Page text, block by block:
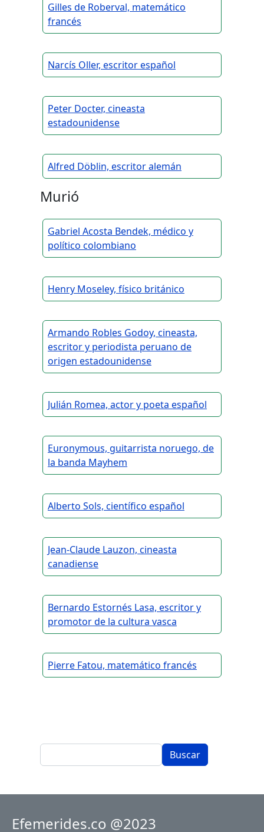
Gilles de Roberval, matemático
francés
Narcís Oller, escritor español
Peter Docter, cineasta
estadounidense
Alfred Döblin, escritor alemán
Murió
Gabriel Acosta Bendek, médico y
político colombiano
Henry Moseley, físico británico
Armando Robles Godoy, cineasta,
escritor y periodista peruano de
origen estadounidense
Julián Romea, actor y poeta español
Euronymous, guitarrista noruego, de
la banda Mayhem
Alberto Sols, científico español
Jean-Claude Lauzon, cineasta
canadiense
Bernardo Estornés Lasa, escritor y
promotor de la cultura vasca
Pierre Fatou, matemático francés
Buscar
Efemerides.co @2023